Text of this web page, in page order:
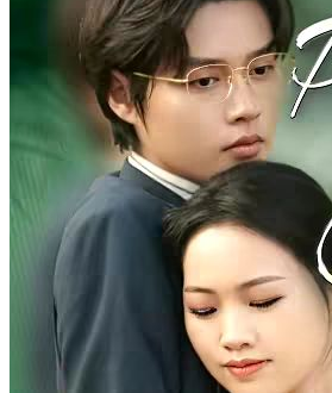
89 Episodes
Setelah bercerai, Rina berjualan
suka nasi gorengnya. Ini
Bagas. Mereka menikah cepat. Nanti,
lewat masakannya. Bagas sembunyikan
terkaya. Perlahan cinta tumbuh di antara
kehidupan pernikahan unik.
Bayi LucuRomansaRomansa Urban